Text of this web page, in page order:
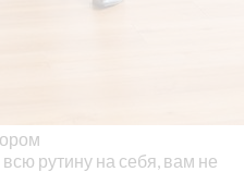
рутину на себя, вам не